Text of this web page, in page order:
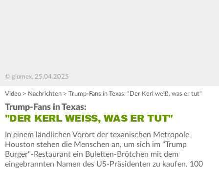
© glomex, 25.04.2025
Video > Nachrichten > Trump-Fans in Texas: "Der Kerl weiß, was er tut"
Trump-Fans in Texas:
"DER KERL WEISS, WAS ER TUT"
In einem ländlichen Vorort der texanischen Metropole
Houston stehen die Menschen an, um sich im "Trump
Burger"-Restaurant ein Buletten-Brötchen mit dem
eingebrannten Namen des US-Präsidenten zu kaufen. 100